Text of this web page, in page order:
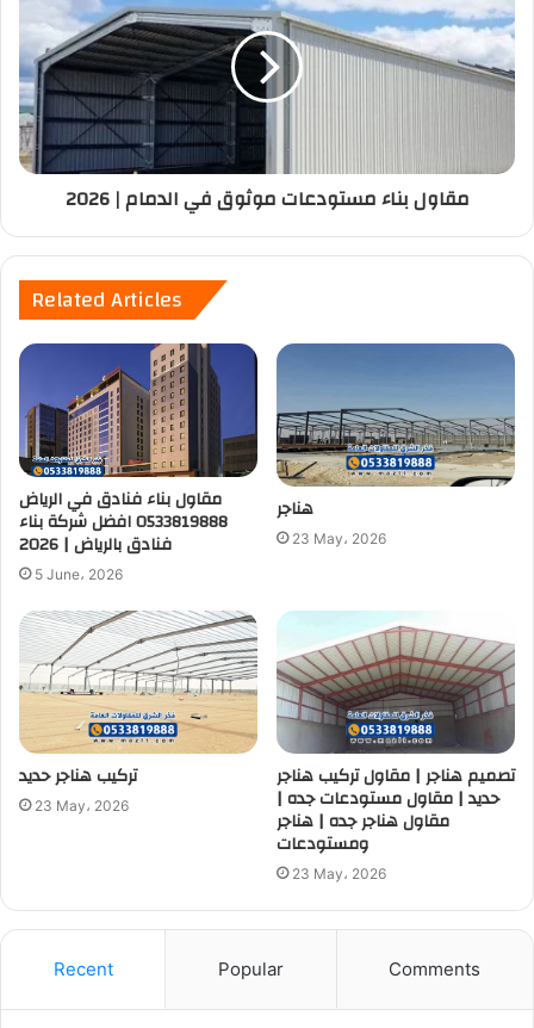
مقاول بناء مستودعات موثوق في الدمام | 2026
Related Articles
مقاول بناء فنادق في الرياض
0533819888 افضل شركة بناء
فنادق بالرياض | 2026
5 June، 2026
هناجر
23 May، 2026
تركيب هناجر حديد
23 May، 2026
تصميم هناجر | مقاول تركيب هناجر
حديد | مقاول مستودعات جده |
مقاول هناجر جده | هناجر
ومستودعات
23 May، 2026
Recent Popular Comments